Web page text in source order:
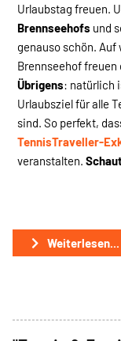
Urlaubstag freuen.
Brennseehofs und
genauso schön.
Brennseehof freuen
Übrigens: natürlich
Urlaubsziel für alle
sind. So perfekt,
TennisTraveller-
veranstalten.
Weiterlesen...